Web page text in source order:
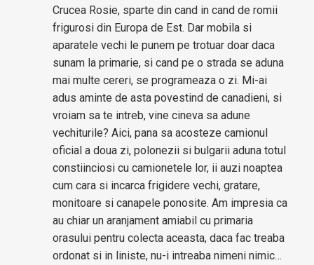
Crucea Rosie, sparte din cand in cand de romii
frigurosi din Europa de Est. Dar mobila si
aparatele vechi le punem pe trotuar doar daca
sunam la primarie, si cand pe o strada se aduna
mai multe cereri, se programeaza o zi. Mi-ai
adus aminte de asta povestind de canadieni, si
vroiam sa te intreb, vine cineva sa adune
vechiturile? Aici, pana sa acosteze camionul
oficial a doua zi, polonezii si bulgarii aduna totul
constiinciosi cu camionetele lor, ii auzi noaptea
cum cara si incarca frigidere vechi, gratare,
monitoare si canapele ponosite. Am impresia ca
au chiar un aranjament amiabil cu primaria
orasului pentru colecta aceasta, daca fac treaba
ordonat si in liniste, nu-i intreaba nimeni nimic…